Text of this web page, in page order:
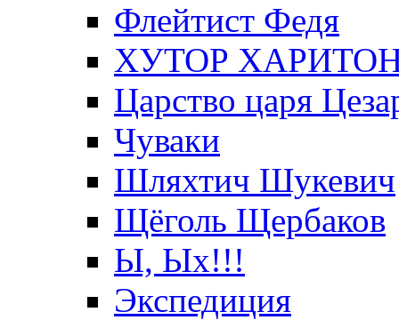
Флейтист Федя
ХУТОР
Царство царя
Чуваки
Шляхтич Шукевич
Щёголь Щербаков
Ы, Ых!!!
Экспедиция